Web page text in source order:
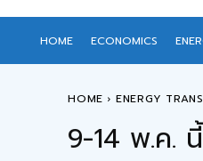
HOME ECONOMICS
HOME ENERGY
9-14 พ.ค.